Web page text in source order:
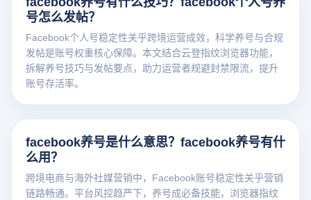
号怎么发帖？
Facebook个人号稳定性关乎跨境运营成效，科学养号与合规
发帖是账号权重核心保障。本文结合云登指纹浏览器功能，
拆解养号技巧与发帖要点，助力运营者规避封禁限流，提升
账号存活率。
facebook养号是什么意思？facebook养号有什
么用？
跨境电商与海外社媒营销中，Facebook账号稳定性关乎营销
链路畅通。平台风控趋严下，养号成必备技能，浏览器指纹